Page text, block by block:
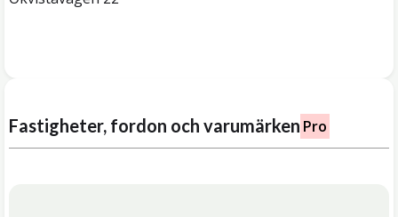
Fastigheter, fordon och varumärken Pro